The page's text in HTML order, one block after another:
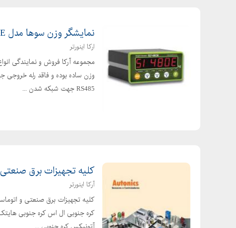
نمایشگر وزن سوها مدل SI480E
ارکا اینورتر
وزن ساده بوده و فاقد رله خروجی
RS485 جهت شبکه شدن ...
کلیه تجهیزات برق صنعتی
آرکا اینورتر
کلیه تجهیزات برق صنعتی و
کره جنوبی ال اس کره جنوبی